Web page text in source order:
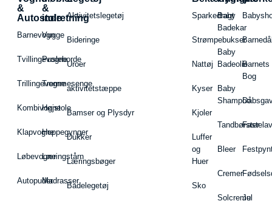
&
Autostole
Barnevogn
Tvillingevogne
Trillingevogne
Kombivogne
Klapvogne
Løbevogne
Autopuder
&
indretning
Vugge
Pusleborde
Tremmesenge
Højstole
Hoppegynger
Læringstårn
Madrasser
Aktivitetslegetøj
Bideringe
Uroer
aktivitetstæppe
Bamser og Plysdyr
Dukker
Læringsbøger
Badelegetøj
Sparkedragt
Strømpebukser
Nattøj
Kyser
Kjoler
Luffer
og
Huer
Sko
Baby
Badekar
Baby
Badeolie
Baby
Shampoo
Tandbørster
Bleer
Cremer
Solcreme
Barnets
Bog
Jul